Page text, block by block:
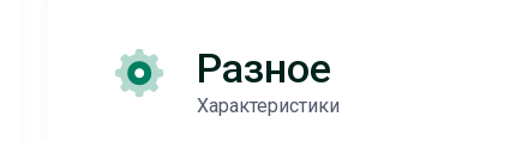
Разное
Характеристики